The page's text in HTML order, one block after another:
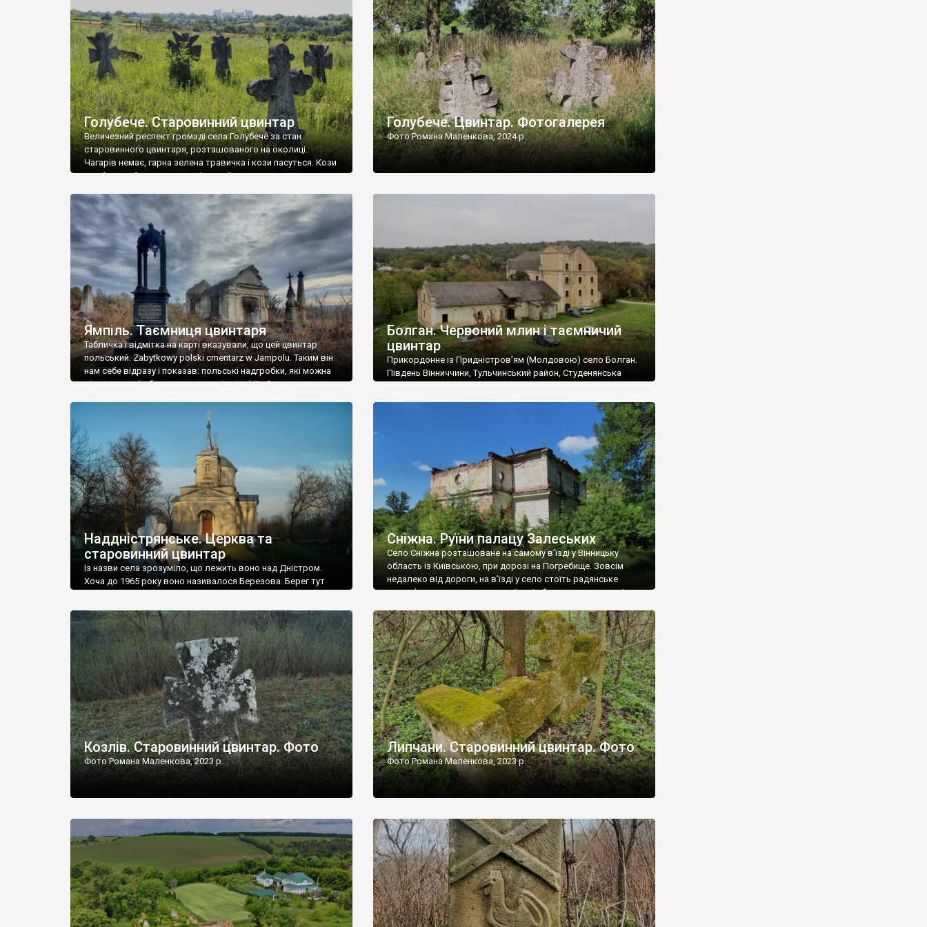
[…]
Голубече. Старовинний цвинтар
Величезний респект громаді села Голубече за стан
старовинного цвинтаря, розташованого на околиці.
Чагарів немає, гарна зелена травичка і кози пасуться. Кози
– найкращий регулятор шкідливої, для старих кладовищ,
бруньками, кози ті бруньки обгризають, бо то улюблений
делікатес. На цвинтарі у Голубечому ціла колекція
різноманітних форм хрестів. Село відносно невелике, […]
Голубече. Цвинтар. Фотогалерея
Фото Романа Маленкова, 2024 р.
Ямпіль. Таємниця цвинтаря
Табличка і відмітка на карті вказували, що цей цвинтар
польський. Zabytkowy polski cmentarz w Jampolu. Таким він
нам себе відразу і показав: польські надгробки, які можна
віднести до фабричних, польські епітафії… Загалом цвинтар
виявилося більше семи гектарів. Перше враження про
абсолютну звичайність польського цвинтаря виявилося
оманливим – […]
Болган. Червоний млин і таємничий
цвинтар
Прикордонне із Придністров’ям (Молдовою) село Болган.
Південь Вінниччини, Тульчинський район, Студенянська
старовинний цвинтар із кам’яними хрестами. Всі епітафії, які
збереглися, написані кирилицею, церковнослов’янською
мовою. За всіма традиційними ознаками – цвинтар
український. Хрести датуються 19 століттям. У 1924-1940
роках Болган […]
Наддністрянське. Церква та
старовинний цвинтар
Із назви села зрозуміло, що лежить воно над Дністром.
Хоча до 1965 року воно називалося Березова. Берег тут
Наддністрянське відрізняється від більшості навколишніх
сіл. У селі є мурована Михайлівська церква. Точної дати […]
Сніжна. Руїни палацу Залеських
Село Сніжна розташоване на самому в’їзді у Вінницьку
область із Київською, при дорозі на Погребище. Зовсім
недалеко від дороги, на в’їзді у село стоїть радянське
рельєфне пано, яке показує жінку і яблуню, а трохи далі,
дороги їх не видно, але видно дві стареньких колії у траві –
[…]
Козлів. Старовинний цвинтар. Фото
Фото Романа Маленкова, 2023 р.
Липчани. Старовинний цвинтар. Фото
Фото Романа Маленкова, 2023 р.